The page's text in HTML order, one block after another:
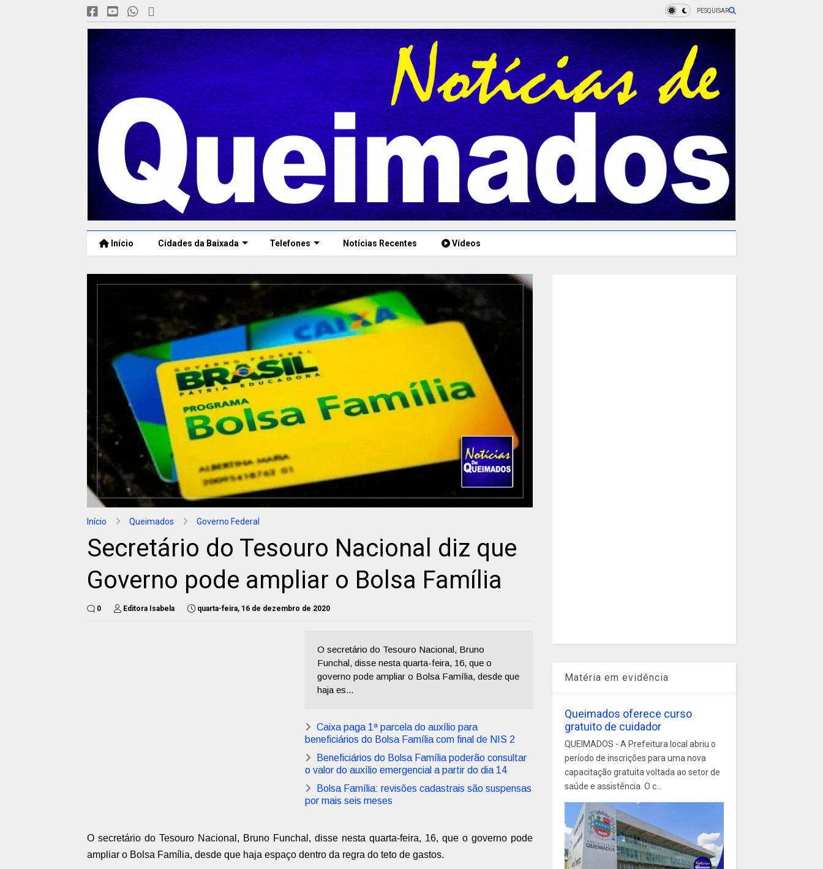
PESQUISAR
Início Cidades da Baixada Telefones Notícias Recentes Vídeos
Início Queimados Governo Federal
Secretário do Tesouro Nacional diz que
Governo pode ampliar o Bolsa Família
0 Editora Isabela quarta-feira, 16 de dezembro de 2020
O secretário do Tesouro Nacional, Bruno
Funchal, disse nesta quarta-feira, 16, que o
governo pode ampliar o Bolsa Família, desde que
haja es...
Caixa paga 1ª parcela do auxílio para
beneficiários do Bolsa Família com final de NIS 2
Beneficiários do Bolsa Família poderão consultar
o valor do auxílio emergencial a partir do dia 14
Bolsa Família: revisões cadastrais são suspensas
por mais seis meses
O secretário do Tesouro Nacional, Bruno Funchal, disse nesta quarta-feira, 16, que o governo pode
ampliar o Bolsa Família, desde que haja espaço dentro da regra do teto de gastos.
Matéria em evidência
Queimados oferece curso
gratuito de cuidador
QUEIMADOS - A Prefeitura local abriu o
período de inscrições para uma nova
capacitação gratuita voltada ao setor de
saúde e assistência. O c...